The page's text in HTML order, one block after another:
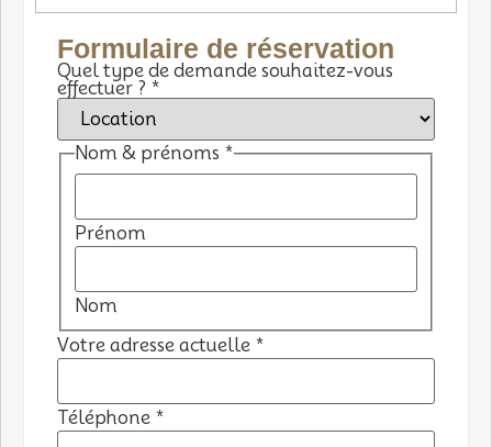
Formulaire de réservation
Quel type de demande souhaitez-vous
effectuer ? *
Nom & prénoms *
Prénom
Nom
Votre adresse actuelle *
Téléphone *